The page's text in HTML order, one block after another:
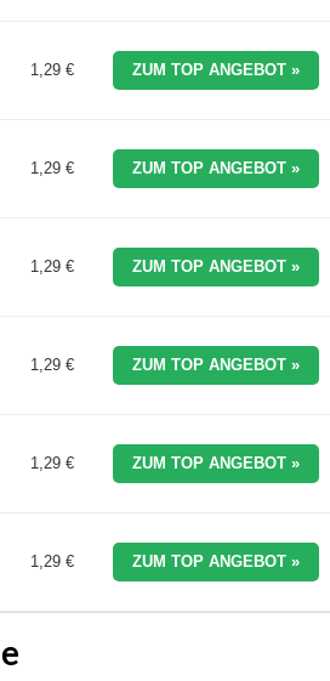
1,29 € ZUM TOP ANGEBOT »
1,29 € ZUM TOP ANGEBOT »
1,29 € ZUM TOP ANGEBOT »
1,29 € ZUM TOP ANGEBOT »
1,29 € ZUM TOP ANGEBOT »
1,29 € ZUM TOP ANGEBOT »